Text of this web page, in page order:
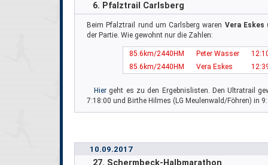
6. Pfalztrail Carlsberg
Beim Pfalztrail rund um Carlsberg waren Vera Eskes
der Partie. Wie gewohnt nur die Zahlen:
85.6km/2440HM Peter Wasser
85.6km/2440HM
Vera Eskes
Hier geht es zu den Ergebnislisten. Den Ultratrail
7:18:00 und Birthe Hilmes (LG Meulenwald/Föhren) in
10.09.2017
27. Schermbeck-Halbmarathon